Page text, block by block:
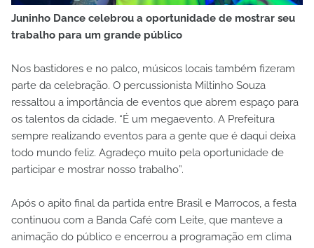
Juninho Dance celebrou a oportunidade de mostrar seu
trabalho para um grande público
Nos bastidores e no palco, músicos locais também fizeram
parte da celebração. O percussionista Miltinho Souza
ressaltou a importância de eventos que abrem espaço para
os talentos da cidade. “É um megaevento. A Prefeitura
sempre realizando eventos para a gente que é daqui deixa
todo mundo feliz. Agradeço muito pela oportunidade de
participar e mostrar nosso trabalho”.
Após o apito final da partida entre Brasil e Marrocos, a festa
continuou com a Banda Café com Leite, que manteve a
animação do público e encerrou a programação em clima